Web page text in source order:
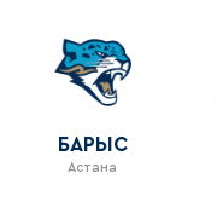
БАРЫС
Астана